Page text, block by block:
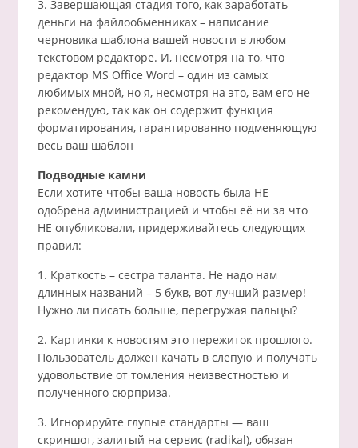
3. Завершающая стадия того, как заработать
деньги на файлообменниках – написание
черновика шаблона вашей новости в любом
текстовом редакторе. И, несмотря на то, что
редактор MS Office Word – один из самых
любимых мной, но я, несмотря на это, вам его не
рекомендую, так как он содержит функция
форматирования, гарантированно подменяющую
весь ваш шаблон
Подводные камни
Если хотите чтобы ваша новость была НЕ
одобрена администрацией и чтобы её ни за что
НЕ опубликовали, придерживайтесь следующих
правил:
1. Краткость – сестра таланта. Не надо нам
длинных названий – 5 букв, вот лучший размер!
Нужно ли писать больше, перегружая пальцы?
2. Картинки к новостям это пережиток прошлого.
Пользователь должен качать в слепую и получать
удовольствие от томления неизвестностью и
полученного сюрприза.
3. Игнорируйте глупые стандарты — ваш
скриншот, залитый на сервис (radikal), обязан